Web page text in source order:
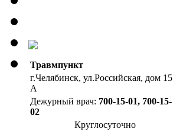
Травмпункт
г.Челябинск, ул.Российская, дом 15
А
Дежурный врач: 700-15-01, 700-15-
02
Круглосуточно